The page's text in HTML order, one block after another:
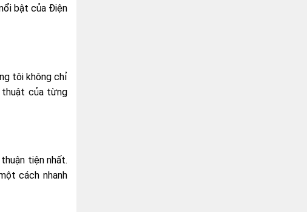
bật của Điện
tôi không chỉ
thuật của từng
tiện nhất.
cách nhanh